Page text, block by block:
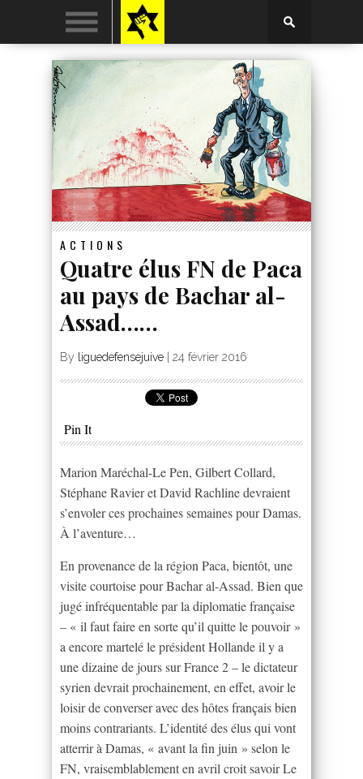
ACTIONS
Quatre élus FN de Paca
au pays de Bachar al-
Assad……
By liguedefensejuive 24 février 2016
Pin It
Marion Maréchal-Le Pen, Gilbert Collard,
Stéphane Ravier et David Rachline devraient
s’envoler ces prochaines semaines pour Damas.
À l’aventure…
En provenance de la région Paca, bientôt, une
visite courtoise pour Bachar al-Assad. Bien que
jugé infréquentable par la diplomatie française
– « il faut faire en sorte qu’il quitte le pouvoir »
a encore martelé le président Hollande il y a
une dizaine de jours sur France 2 – le dictateur
syrien devrait prochainement, en effet, avoir le
loisir de converser avec des hôtes français bien
moins contrariants. L’identité des élus qui vont
atterrir à Damas, « avant la fin juin » selon le
FN, vraisemblablement en avril croit savoir Le